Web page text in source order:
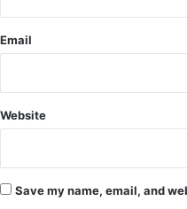
म
हि
ला
मां
ड
र
हि
त
Email
Website
Save my name, email, and